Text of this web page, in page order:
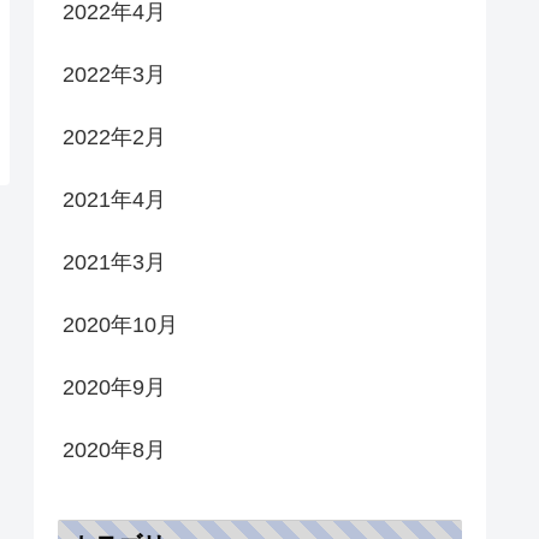
2022年4月
2022年3月
2022年2月
2021年4月
2021年3月
2020年10月
2020年9月
2020年8月